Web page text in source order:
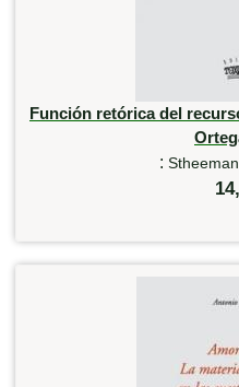
Función retórica del
: